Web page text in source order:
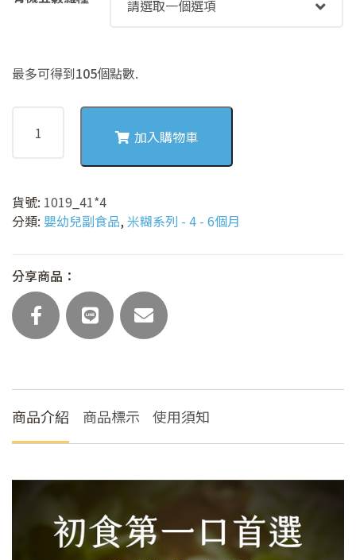
最多可得到105個點數.
白
米
/
有
機
毛
糊
數
加入購物車
貨號: 1019_41*4
分類: 嬰幼兒副食品, 米糊系列 - 4 - 6個月
分享商品：
商品介紹 商品標示 使用須知